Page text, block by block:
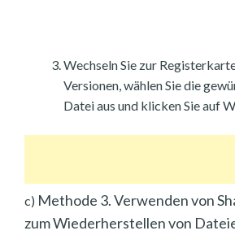
Wechseln Sie zur
Versionen, wählen Sie die
Datei aus und klicken Sie auf
c) Methode 3. Verwenden von
zum Wiederherstellen von